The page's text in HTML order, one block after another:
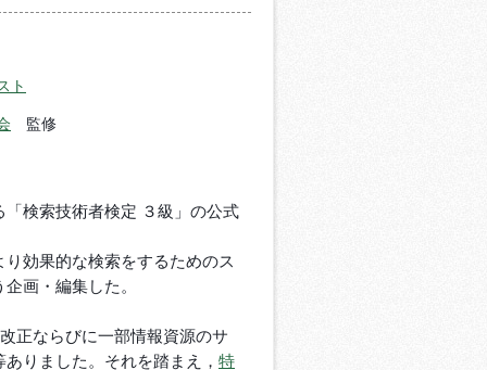
ト
監修
検索技術者検定 ３級」の公式
効果的な検索をするためのス
画・編集した。
正ならびに一部情報資源のサ
りました。それを踏まえ， 特